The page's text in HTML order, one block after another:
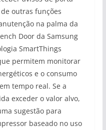
outras funções
na palma da
Door da Samsung
SmartThings
permitem monitorar
e o consumo
tempo real. Se a
exceder o valor alvo,
sugestão para
baseado no uso